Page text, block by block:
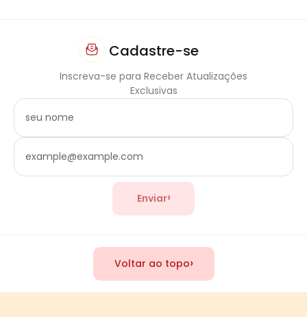
Cadastre-se
Inscreva-se para Receber Atualizações
Exclusivas
Enviar›
Voltar ao topo›